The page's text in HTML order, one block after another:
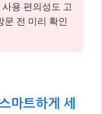
용 편의성도 고
문 전 미리 확인
마트하게 세